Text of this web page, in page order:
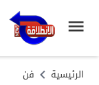
الرئيسية فن